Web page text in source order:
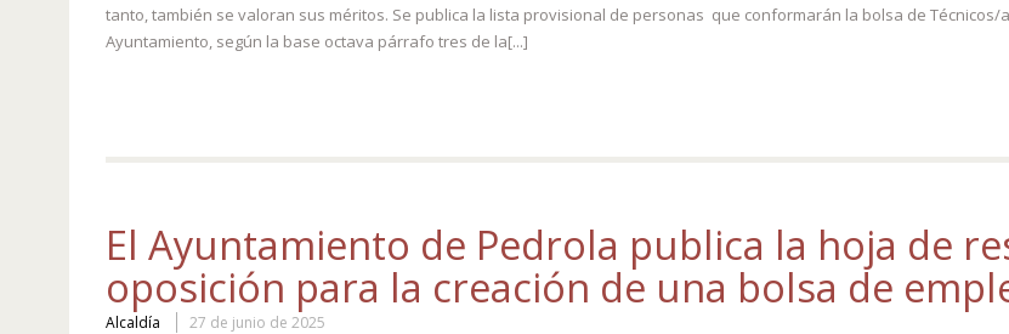
tanto, también se valoran sus méritos. Se publica la lista provisional de personas que conformarán la bolsa de
Ayuntamiento, según la base octava párrafo tres de la[...]
El Ayuntamiento de Pedrola publica la hoja de
oposición para la creación de una bolsa de
Alcaldía 27 de junio de 2025